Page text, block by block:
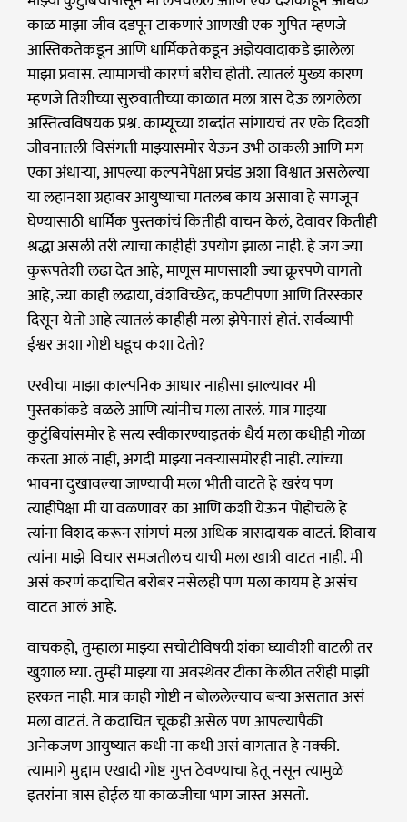
काळ माझा जीव दडपून टाकणारं आणखी एक गुपित म्हणजे
आस्तिकतेकडून आणि धार्मिकतेकडून अज्ञेयवादाकडे झालेला
माझा प्रवास. त्यामागची कारणं बरीच होती. त्यातलं मुख्य कारण
म्हणजे तिशीच्या सुरुवातीच्या काळात मला त्रास देऊ लागलेला
अस्तित्वविषयक प्रश्न. काम्यूच्या शब्दांत सांगायचं तर एके दिवशी
जीवनातली विसंगती माझ्यासमोर येऊन उभी ठाकली आणि मग
एका अंधाऱ्या, आपल्या कल्पनेपेक्षा प्रचंड अशा विश्वात असलेल्या
या लहानशा ग्रहावर आयुष्याचा मतलब काय असावा हे समजून
घेण्यासाठी धार्मिक पुस्तकांचं कितीही वाचन केलं, देवावर कितीही
श्रद्धा असली तरी त्याचा काहीही उपयोग झाला नाही. हे जग ज्या
कुरूपतेशी लढा देत आहे, माणूस माणसाशी ज्या क्रूरपणे वागतो
आहे, ज्या काही लढाया, वंशविच्छेद, कपटीपणा आणि तिरस्कार
दिसून येतो आहे त्यातलं काहीही मला झेपेनासं होतं. सर्वव्यापी
ईश्वर अशा गोष्टी घडूच कशा देतो?
एरवीचा माझा काल्पनिक आधार नाहीसा झाल्यावर मी
पुस्तकांकडे वळले आणि त्यांनीच मला तारलं. मात्र माझ्या
कुटुंबियांसमोर हे सत्य स्वीकारण्याइतकं धैर्य मला कधीही गोळा
करता आलं नाही, अगदी माझ्या नवऱ्यासमोरही नाही. त्यांच्या
भावना दुखावल्या जाण्याची मला भीती वाटते हे खरंय पण
त्याहीपेक्षा मी या वळणावर का आणि कशी येऊन पोहोचले हे
त्यांना विशद करून सांगणं मला अधिक त्रासदायक वाटतं. शिवाय
त्यांना माझे विचार समजतीलच याची मला खात्री वाटत नाही. मी
असं करणं कदाचित बरोबर नसेलही पण मला कायम हे असंच
वाटत आलं आहे.
वाचकहो, तुम्हाला माझ्या सचोटीविषयी शंका घ्यावीशी वाटली तर
खुशाल घ्या. तुम्ही माझ्या या अवस्थेवर टीका केलीत तरीही माझी
हरकत नाही. मात्र काही गोष्टी न बोललेल्याच बऱ्या असतात असं
मला वाटतं. ते कदाचित चूकही असेल पण आपल्यापैकी
अनेकजण आयुष्यात कधी ना कधी असं वागतात हे नक्की.
त्यामागे मुद्दाम एखादी गोष्ट गुप्त ठेवण्याचा हेतू नसून त्यामुळे
इतरांना त्रास होईल या काळजीचा भाग जास्त असतो.